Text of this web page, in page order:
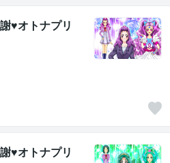
♥オトナプリ
♥オトナプリ